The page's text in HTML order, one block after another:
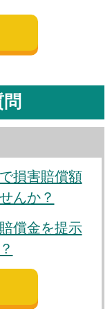
損害賠償額
んか？
償金を提示